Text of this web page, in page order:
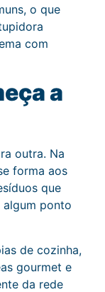
o que
com
a
outra. Na
forma aos
que
ponto
de cozinha,
gourmet e
da rede